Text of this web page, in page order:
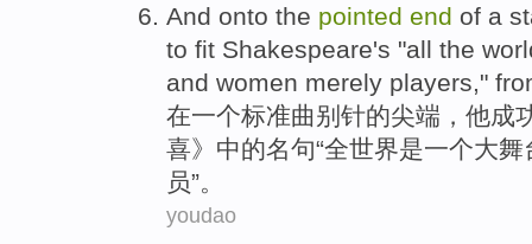
And onto the pointed end of a
to fit Shakespeare's "all the
and women merely players,"
在一个标准曲别针的尖端， 他成
喜》中的名句“全世界是一个大舞
员”。
youdao